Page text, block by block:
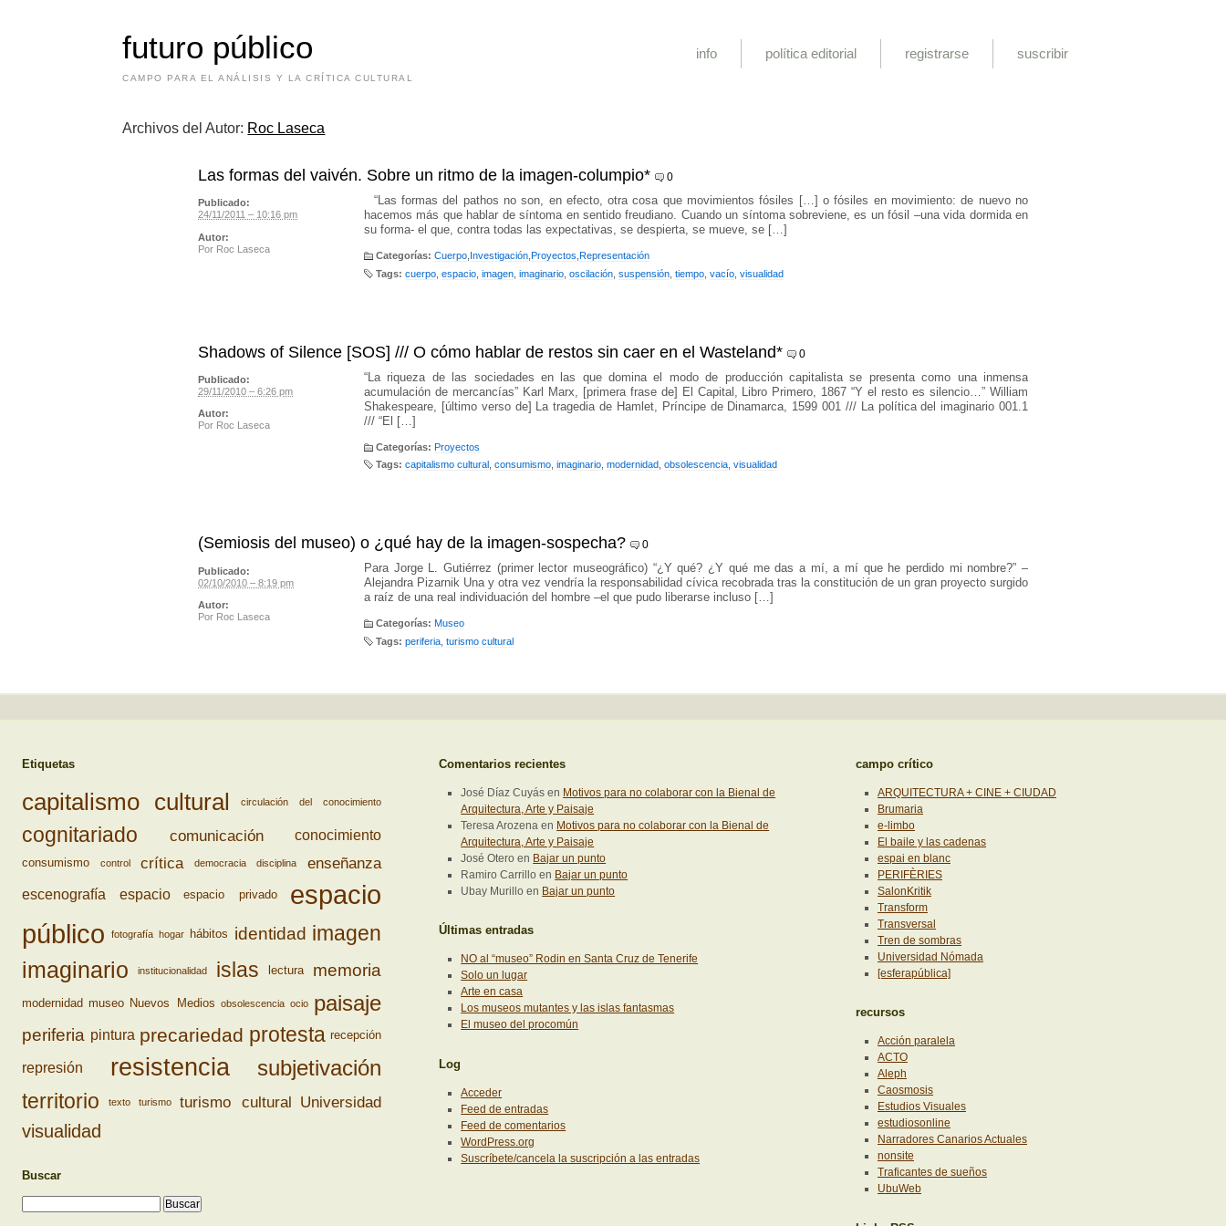
futuro público
CAMPO PARA EL ANÁLISIS Y LA CRÍTICA CULTURAL
info política editorial registrarse suscribir
Archivos del Autor: Roc Laseca
Las formas del vaivén. Sobre un ritmo de la imagen-columpio* 0
“Las formas del pathos no son, en efecto, otra cosa que movimientos fósiles […] o fósiles en movimiento: de nuevo no
hacemos más que hablar de síntoma en sentido freudiano. Cuando un síntoma sobreviene, es un fósil –una vida dormida en
su forma- el que, contra todas las expectativas, se despierta, se mueve, se […]
Categorías: Cuerpo Investigación Proyectos Representación
Tags: cuerpo espacio imagen imaginario oscilación suspensión tiempo vacío visualidad
Publicado:
24/11/2011 – 10:16 pm
Autor:
Por Roc Laseca
Shadows of Silence [SOS] /// O cómo hablar de restos sin caer en el Wasteland* 0
“La riqueza de las sociedades en las que domina el modo de producción capitalista se presenta como una inmensa
acumulación de mercancías” Karl Marx, [primera frase de] El Capital, Libro Primero, 1867 “Y el resto es silencio…” William
Shakespeare, [último verso de] La tragedia de Hamlet, Príncipe de Dinamarca, 1599 001 /// La política del imaginario 001.1
/// “El […]
Categorías: Proyectos
Tags: capitalismo cultural consumismo imaginario modernidad obsolescencia visualidad
Publicado:
29/11/2010 – 6:26 pm
Autor:
Por Roc Laseca
(Semiosis del museo) o ¿qué hay de la imagen-sospecha? 0
Para Jorge L. Gutiérrez (primer lector museográfico) “¿Y qué? ¿Y qué me das a mí, a mí que he perdido mi nombre?” –
Alejandra Pizarnik Una y otra vez vendría la responsabilidad cívica recobrada tras la constitución de un gran proyecto surgido
a raíz de una real individuación del hombre –el que pudo liberarse incluso […]
Categorías: Museo
Tags: periferia turismo cultural
Publicado:
02/10/2010 – 8:19 pm
Autor:
Por Roc Laseca
Etiquetas
capitalismo cultural circulación del conocimiento
cognitariado comunicación conocimiento
consumismo control crítica democracia disciplina enseñanza
escenografía espacio espacio privado
espacio
público
fotografía hogar hábitos identidad imagen
imaginario institucionalidad islas lectura memoria
modernidad museo Nuevos Medios obsolescencia ocio paisaje
periferia pintura precariedad protesta recepción
represión resistencia subjetivación
territorio texto turismo turismo cultural Universidad
visualidad
Buscar
Comentarios recientes
José Díaz Cuyás en Motivos para no colaborar con la Bienal de
Arquitectura, Arte y Paisaje
Teresa Arozena en Motivos para no colaborar con la Bienal de
Arquitectura, Arte y Paisaje
José Otero en Bajar un punto
Ramiro Carrillo en Bajar un punto
Ubay Murillo en Bajar un punto
Últimas entradas
NO al “museo” Rodin en Santa Cruz de Tenerife
Solo un lugar
Arte en casa
Los museos mutantes y las islas fantasmas
El museo del procomún
Log
Acceder
Feed de entradas
Feed de comentarios
WordPress.org
Suscríbete/cancela la suscripción a las entradas
campo crítico
ARQUITECTURA + CINE + CIUDAD
Brumaria
e-limbo
El baile y las cadenas
espai en blanc
PERIFÈRIES
SalonKritik
Transform
Transversal
Tren de sombras
Universidad Nómada
[esferapública]
recursos
Acción paralela
ACTO
Aleph
Caosmosis
Estudios Visuales
estudiosonline
Narradores Canarios Actuales
nonsite
Traficantes de sueños
UbuWeb